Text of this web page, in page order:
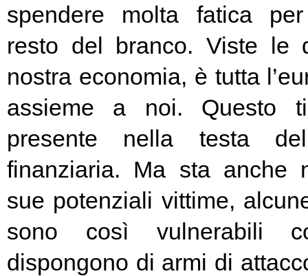
spendere molta fatica
resto del branco. Viste le
nostra economia, è tutta
assieme a noi. Questo
presente nella testa
finanziaria. Ma sta anche
sue potenziali vittime,
sono così vulnerabili
dispongono di armi di